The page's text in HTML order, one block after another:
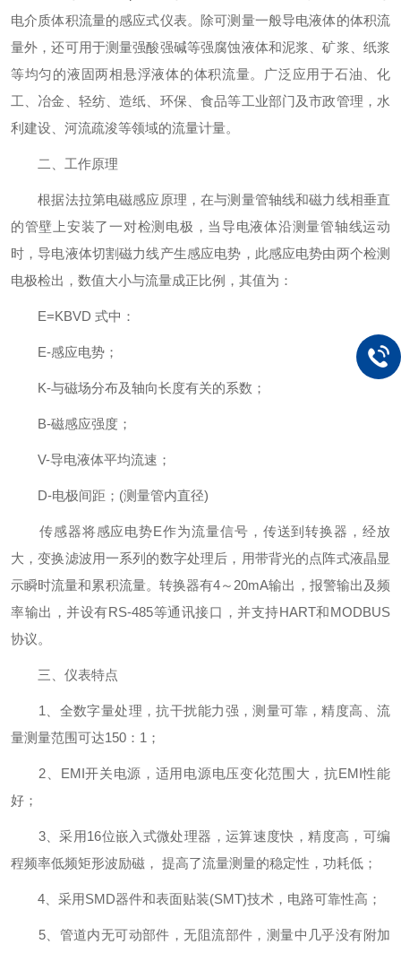
电介质体积流量的感应式仪表。除可测量一般导电液体的体积流
量外，还可用于测量强酸强碱等强腐蚀液体和泥浆、矿浆、纸浆
等均匀的液固两相悬浮液体的体积流量。广泛应用于石油、化
工、冶金、轻纺、造纸、环保、食品等工业部门及市政管理，水
利建设、河流疏浚等领域的流量计量。
二、工作原理
根据法拉第电磁感应原理，在与测量管轴线和磁力线相垂直
的管壁上安装了一对检测电极，当导电液体沿测量管轴线运动
时，导电液体切割磁力线产生感应电势，此感应电势由两个检测
电极检出，数值大小与流量成正比例，其值为：
E=KBVD 式中：
E-感应电势；
K-与磁场分布及轴向长度有关的系数；
B-磁感应强度；
V-导电液体平均流速；
D-电极间距；(测量管内直径)
传感器将感应电势E作为流量信号，传送到转换器，经放
大，变换滤波用一系列的数字处理后，用带背光的点阵式液晶显
示瞬时流量和累积流量。转换器有4～20mA输出，报警输出及频
率输出，并设有RS-485等通讯接口，并支持HART和MODBUS
协议。
三、仪表特点
1、全数字量处理，抗干扰能力强，测量可靠，精度高、流
量测量范围可达150：1；
2、EMI开关电源，适用电源电压变化范围大，抗EMI性能
好；
3、采用16位嵌入式微处理器，运算速度快，精度高，可编
程频率低频矩形波励磁， 提高了流量测量的稳定性，功耗低；
4、采用SMD器件和表面贴装(SMT)技术，电路可靠性高；
5、管道内无可动部件，无阻流部件，测量中几乎没有附加